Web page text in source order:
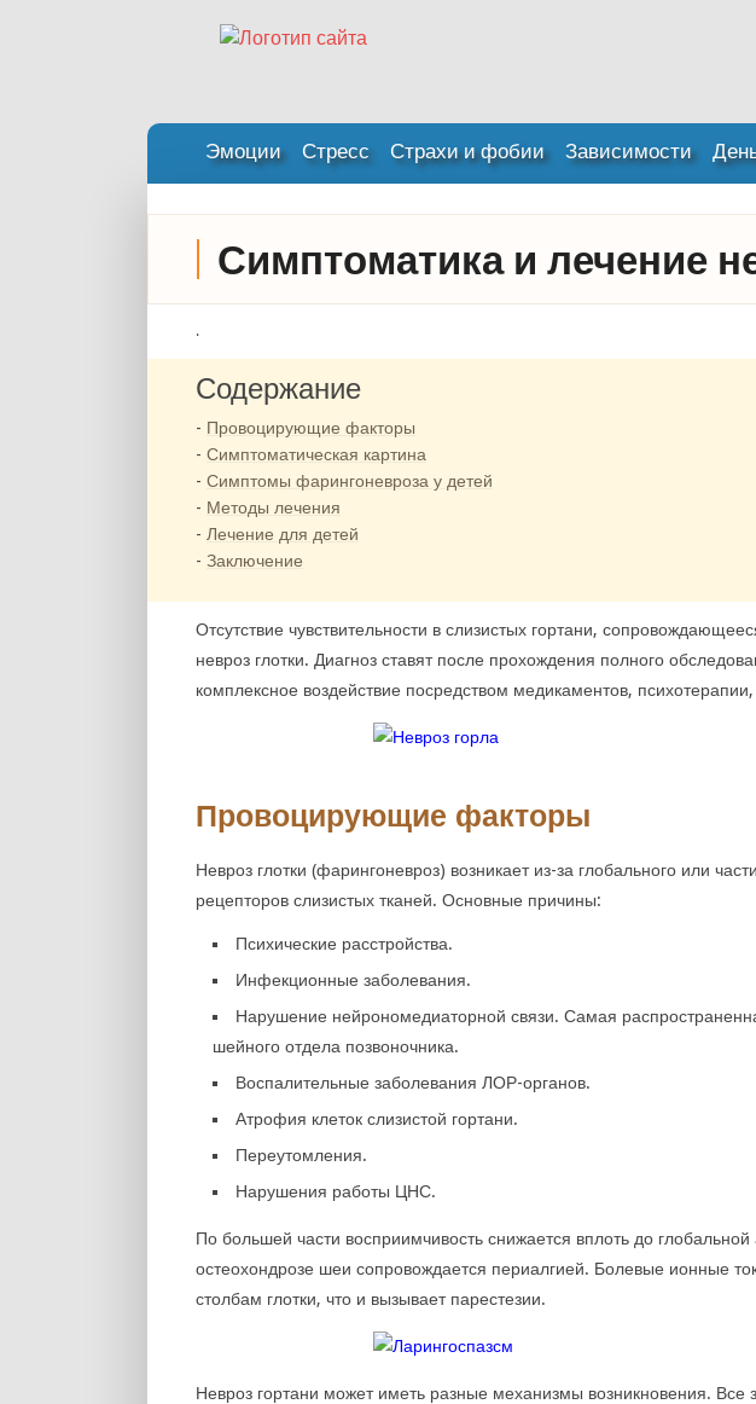
Эмоции Стресс Страхи и фобии Зависимости
Симптоматика и лечение
.
Содержание
Провоцирующие факторы
Симптоматическая картина
Симптомы фарингоневроза у детей
Методы лечения
Лечение для детей
Заключение
Отсутствие чувствительности в слизистых гортани,
невроз глотки. Диагноз ставят после прохождения полного
комплексное воздействие посредством медикаментов,
Провоцирующие факторы
Невроз глотки (фарингоневроз) возникает из-за глобального или
рецепторов слизистых тканей. Основные причины:
Психические расстройства.
Инфекционные заболевания.
Нарушение нейрономедиаторной связи. Самая
шейного отдела позвоночника.
Воспалительные заболевания ЛОР-органов.
Атрофия клеток слизистой гортани.
Переутомления.
Нарушения работы ЦНС.
По большей части восприимчивость снижается вплоть до
остеохондрозе шеи сопровождается периалгией. Болевые ионные
столбам глотки, что и вызывает парестезии.
Невроз гортани может иметь разные механизмы возникновения. Все